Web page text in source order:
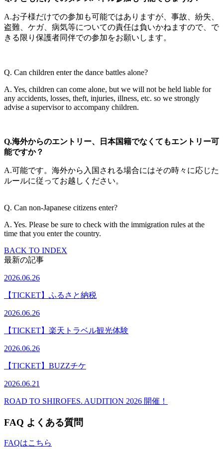
A.お子様だけでの参加も可能ではありますが、事故、紛失、
盗難、ケガ、病気等についての責任は負いかねますので、で
きる限り保護者同伴での参加をお願いします。
Q. Can children enter the dance battles alone?
A. Yes, children can come alone, but we will not be held liable for
any accidents, losses, theft, injuries, illness, etc. so we strongly
advise a supervisor to accompany children.
Q.海外からのエントリー、日本国籍でなくてもエントリー可
能ですか？
A.可能です。海外から入国される場合にはその時々に応じた
ルールに従ってお越しください。
Q. Can non-Japanese citizens enter?
A. Yes. Please be sure to check with the immigration rules at the
time that you enter the country.
BACK TO INDEX
最新の記事
2026.06.26
【TICKET】ふるさと納税
2026.06.26
【TICKET】楽天トラベル観光体験
2026.06.26
【TICKET】BUZZチケ
2026.06.21
ROAD TO SHIROFES. AUDITION 2026 開催！
FAQ よくある質問
FAQはこちら